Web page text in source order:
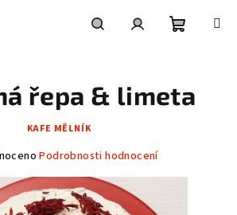
košík
řepa & limeta
KAFE MĚLNÍK
Podrobnosti hodnocení